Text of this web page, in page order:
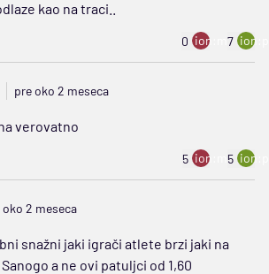
kao na traci..
0 ion:minus
7
pre oko 2 meseca
verovatno
5 ion:minus
5
oko 2 meseca
snažni jaki igrači atlete brzi jaki na
a ne ovi patuljci od 1,60